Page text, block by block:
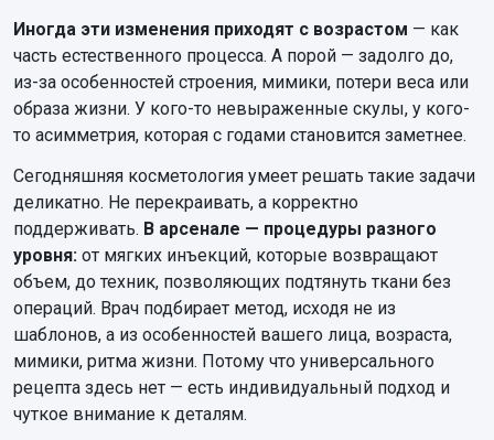
Иногда эти изменения приходят с возрастом — как
часть естественного процесса. А порой — задолго до,
из-за особенностей строения, мимики, потери веса или
образа жизни. У кого-то невыраженные скулы, у кого-
то асимметрия, которая с годами становится заметнее.
Сегодняшняя косметология умеет решать такие задачи
деликатно. Не перекраивать, а корректно
поддерживать. В арсенале — процедуры разного
уровня: от мягких инъекций, которые возвращают
объем, до техник, позволяющих подтянуть ткани без
операций. Врач подбирает метод, исходя не из
шаблонов, а из особенностей вашего лица, возраста,
мимики, ритма жизни. Потому что универсального
рецепта здесь нет — есть индивидуальный подход и
чуткое внимание к деталям.